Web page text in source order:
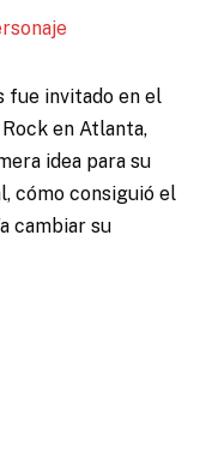
fue invitado en el
en Atlanta,
idea para su
cómo consiguió el
cambiar su